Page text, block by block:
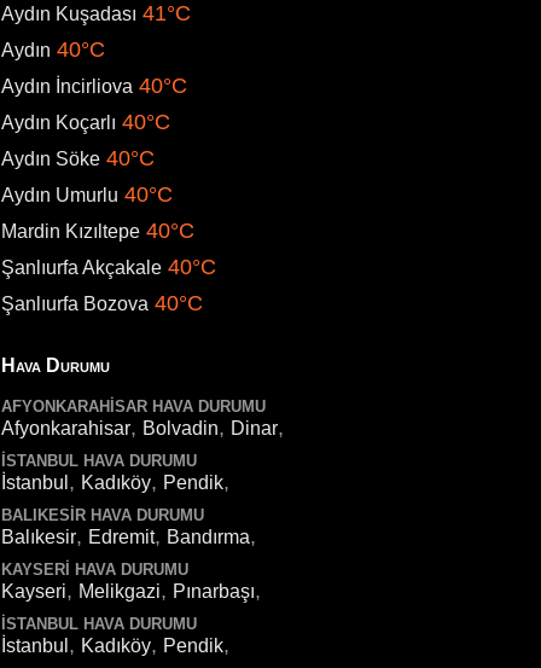
Aydın Kuşadası 41°C
Aydın 40°C
Aydın İncirliova 40°C
Aydın Koçarlı 40°C
Aydın Söke 40°C
Aydın Umurlu 40°C
Mardin Kızıltepe 40°C
Şanlıurfa Akçakale 40°C
Şanlıurfa Bozova 40°C
Hava Durumu
AFYONKARAHISAR HAVA DURUMU
Afyonkarahisar, Bolvadin, Dinar,
İSTANBUL HAVA DURUMU
İstanbul , Kadıköy, Pendik,
BALIKESIR HAVA DURUMU
Balıkesir, Edremit, Bandırma,
KAYSERI HAVA DURUMU
Kayseri, Melikgazi, Pınarbaşı,
İSTANBUL HAVA DURUMU
İstanbul , Kadıköy, Pendik,